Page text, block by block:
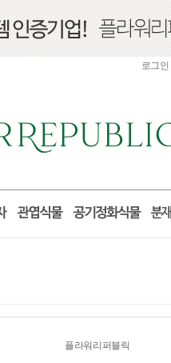
로그인
플라워리퍼블릭